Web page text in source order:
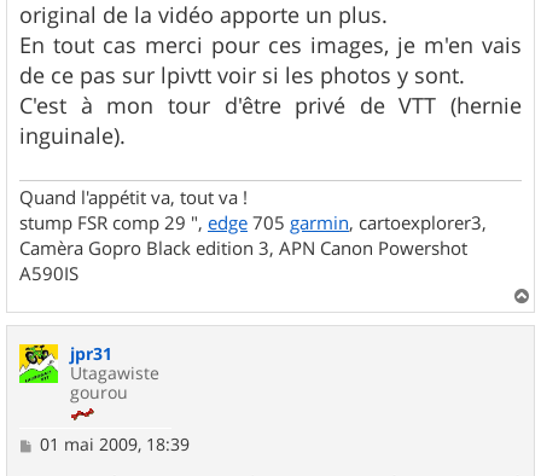
original de la vidéo apporte un plus.
En tout cas merci pour ces images, je m'en vais
de ce pas sur lpivtt voir si les photos y sont.
C'est à mon tour d'être privé de VTT (hernie
inguinale).
Quand l'appétit va, tout va !
stump FSR comp 29 ", edge 705 garmin, cartoexplorer3,
Camèra Gopro Black edition 3, APN Canon Powershot
A590IS
a
jpr31
Utagawiste
gourou
M
01 mai 2009, 18:39